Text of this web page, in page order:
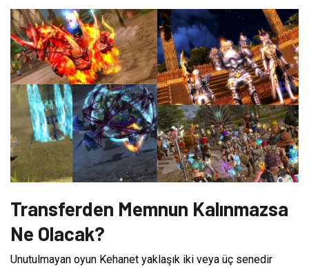
Transferden Memnun Kalınmazsa
Ne Olacak?
Unutulmayan oyun Kehanet yaklaşık iki veya üç senedir